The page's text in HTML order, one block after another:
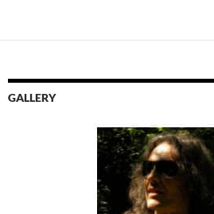
GALLERY